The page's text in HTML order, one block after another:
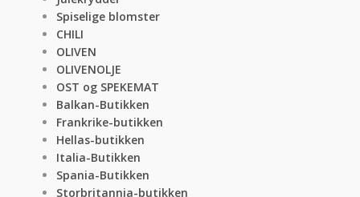
Spiselige blomster
CHILI
OLIVEN
OLIVENOLJE
OST og SPEKEMAT
Balkan-Butikken
Frankrike-butikken
Hellas-butikken
Italia-Butikken
Spania-Butikken
Storbritannia-butikken